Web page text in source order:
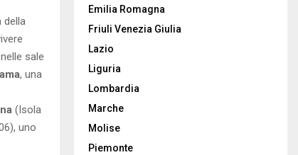
della
sale
, una
(Isola
uno
Emilia Romagna
Friuli Venezia Giulia
Lazio
Liguria
Lombardia
Marche
Molise
Piemonte